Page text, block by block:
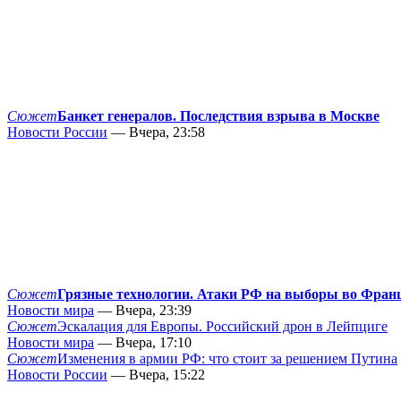
СюжетБанкет генералов. Последствия взрыва в Москве
Новости России — Вчера, 23:58
СюжетГрязные технологии. Атаки РФ на выборы во
Новости мира — Вчера, 23:39
СюжетЭскалация для Европы. Российский дрон в Лейпциге
Новости мира — Вчера, 17:10
СюжетИзменения в армии РФ: что стоит за решением Путина
Новости России — Вчера, 15:22